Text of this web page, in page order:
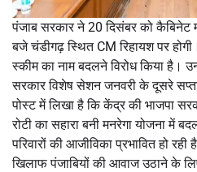
पंजाब सरकार ने 20 दिसंबर को कैबिनेट
बजे चंडीगढ़ स्थित CM रिहायश पर
स्कीम का नाम बदलने विरोध किया है।
सरकार विशेष सेशन जनवरी के दूसरे
पोस्ट में लिखा है कि केंद्र की भाजपा
रोटी का सहारा बनी मनरेगा योजना में
परिवारों की आजीविका प्रभावित हो
खिलाफ पंजाबियों की आवाज उठाने के